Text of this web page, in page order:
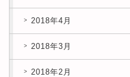
2018年4月
2018年3月
2018年2月